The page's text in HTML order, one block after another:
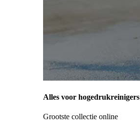
Alles voor hogedrukreinigers
Grootste collectie online